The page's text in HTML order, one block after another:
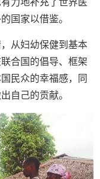
力地补充了世界医
国家以借鉴。
从妇幼保健到基本
合国的倡导、框架
民众的幸福感，同
自己的贡献。